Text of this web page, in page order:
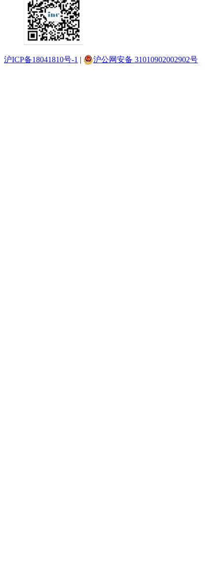
沪ICP备18041810号-1 | 沪公网安备 31010902002902号